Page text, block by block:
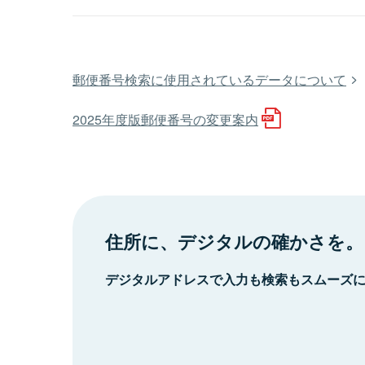
郵便番号検索に使用されているデータについて
2025年度版郵便番号の変更案内
住所に、デジタルの確かさを。
デジタルアドレスで入力も検索もスムーズ